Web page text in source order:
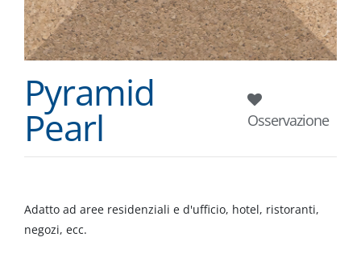
Pyramid
Pearl Osservazione
Adatto ad aree residenziali e d'ufficio, hotel, ristoranti,
negozi, ecc.